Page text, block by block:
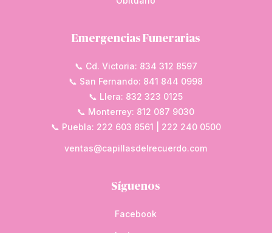
Emergencias Funerarias
📞 Cd. Victoria: 834 312 8597
📞 San Fernando: 841 844 0998
📞 Llera: 832 323 0125
📞 Monterrey: 812 087 9030
📞 Puebla: 222 603 8561 | 222 240 0500
ventas@capillasdelrecuerdo.com
Síguenos
Facebook